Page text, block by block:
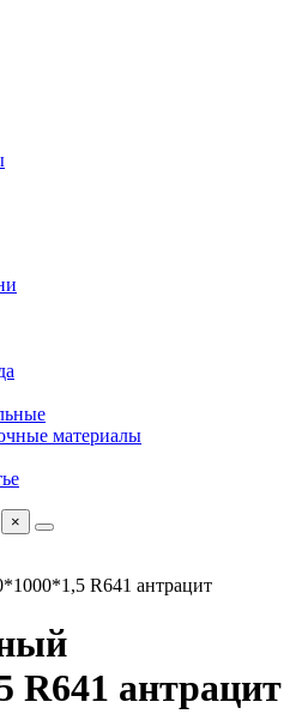
материалы
×
R641 антрацит
R641 антрацит